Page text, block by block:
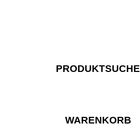
PRODUKTSUCHE
WARENKORB